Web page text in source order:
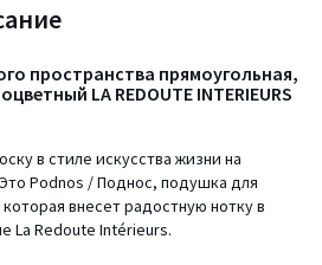
пространства прямоугольная,
LA REDOUTE INTERIEURS
в стиле искусства жизни на
Podnos / Поднос, подушка для
внесет радостную нотку в
La Redoute Intérieurs.